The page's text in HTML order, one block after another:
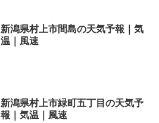
新潟県村上市間島の天気予報｜気
温｜風速
新潟県村上市緑町五丁目の天気予
報｜気温｜風速